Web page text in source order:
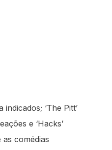
‘The Pitt’
e ‘Hacks’
comédias